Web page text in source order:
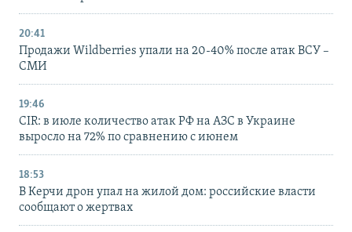
20:41
Продажи Wildberries упали на 20-40% после атак ВСУ –
СМИ
19:46
CIR: в июле количество атак РФ на АЗС в Украине
выросло на 72% по сравнению с июнем
18:53
В Керчи дрон упал на жилой дом: российские власти
сообщают о жертвах